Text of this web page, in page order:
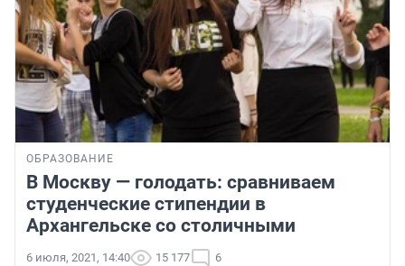
ОБРАЗОВАНИЕ
В Москву — голодать: сравниваем
студенческие стипендии в
Архангельске со столичными
6 июля, 2021, 14:40 15 177 6